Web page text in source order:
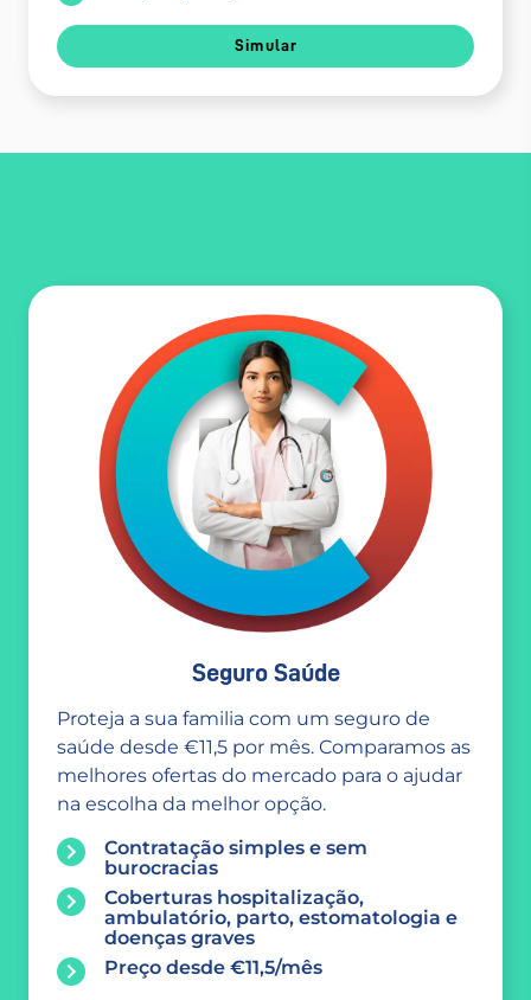
Simular
Seguro Saúde
Proteja a sua familia com um seguro de
saúde desde €11,5 por mês. Comparamos as
melhores ofertas do mercado para o ajudar
na escolha da melhor opção.
Contratação simples e sem
burocracias
Coberturas hospitalização,
ambulatório, parto, estomatologia e
doenças graves
Preço desde €11,5/mês